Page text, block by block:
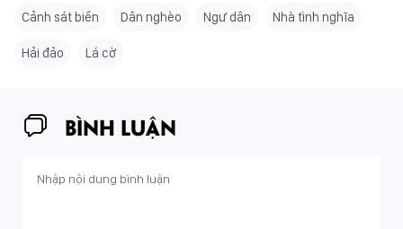
Cảnh sát biển Dân nghèo Ngư dân Nhà tình nghĩa
Hải đảo Lá cờ
BÌNH LUẬN